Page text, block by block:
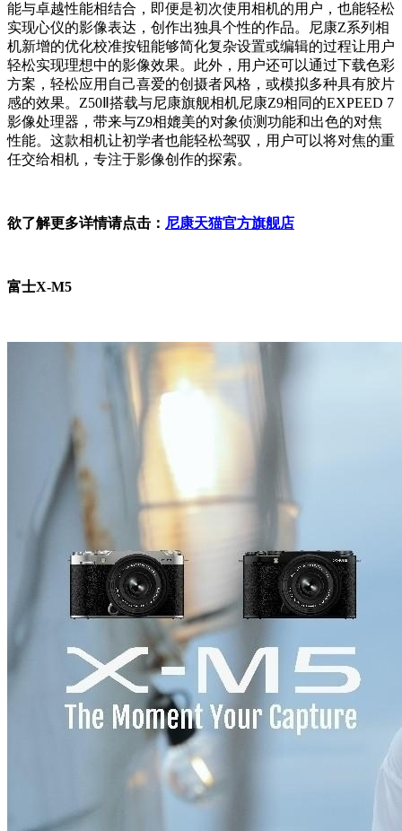
能与卓越性能相结合，即便是初次使用相机的用户，也能轻松
实现心仪的影像表达，创作出独具个性的作品。尼康Z系列相
机新增的优化校准按钮能够简化复杂设置或编辑的过程让用户
轻松实现理想中的影像效果。此外，用户还可以通过下载色彩
方案，轻松应用自己喜爱的创摄者风格，或模拟多种具有胶片
感的效果。Z50Ⅱ搭载与尼康旗舰相机尼康Z9相同的EXPEED 7
影像处理器，带来与Z9相媲美的对象侦测功能和出色的对焦
性能。这款相机让初学者也能轻松驾驭，用户可以将对焦的重
任交给相机，专注于影像创作的探索。
欲了解更多详情请点击： 尼康天猫官方旗舰店
富士X-M5